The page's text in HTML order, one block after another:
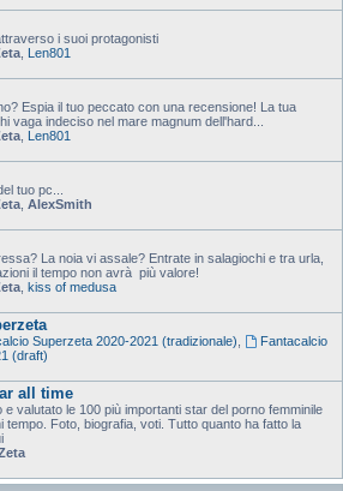
i suoi protagonisti
Len801
Espia il tuo peccato con una recensione! La tua
vaga indeciso nel mare magnum dell'hard...
Len801
tuo pc...
AlexSmith
La noia vi assale? Entrate in salagiochi e tra urla,
il tempo non avrà più valore!
kiss of medusa
Superzeta 2020-2021 (tradizionale)
Fantacalcio
(draft)
all time
e valutato le 100 più importanti star del porno femminile
tempo. Foto, biografia, voti. Tutto quanto ha fatto la